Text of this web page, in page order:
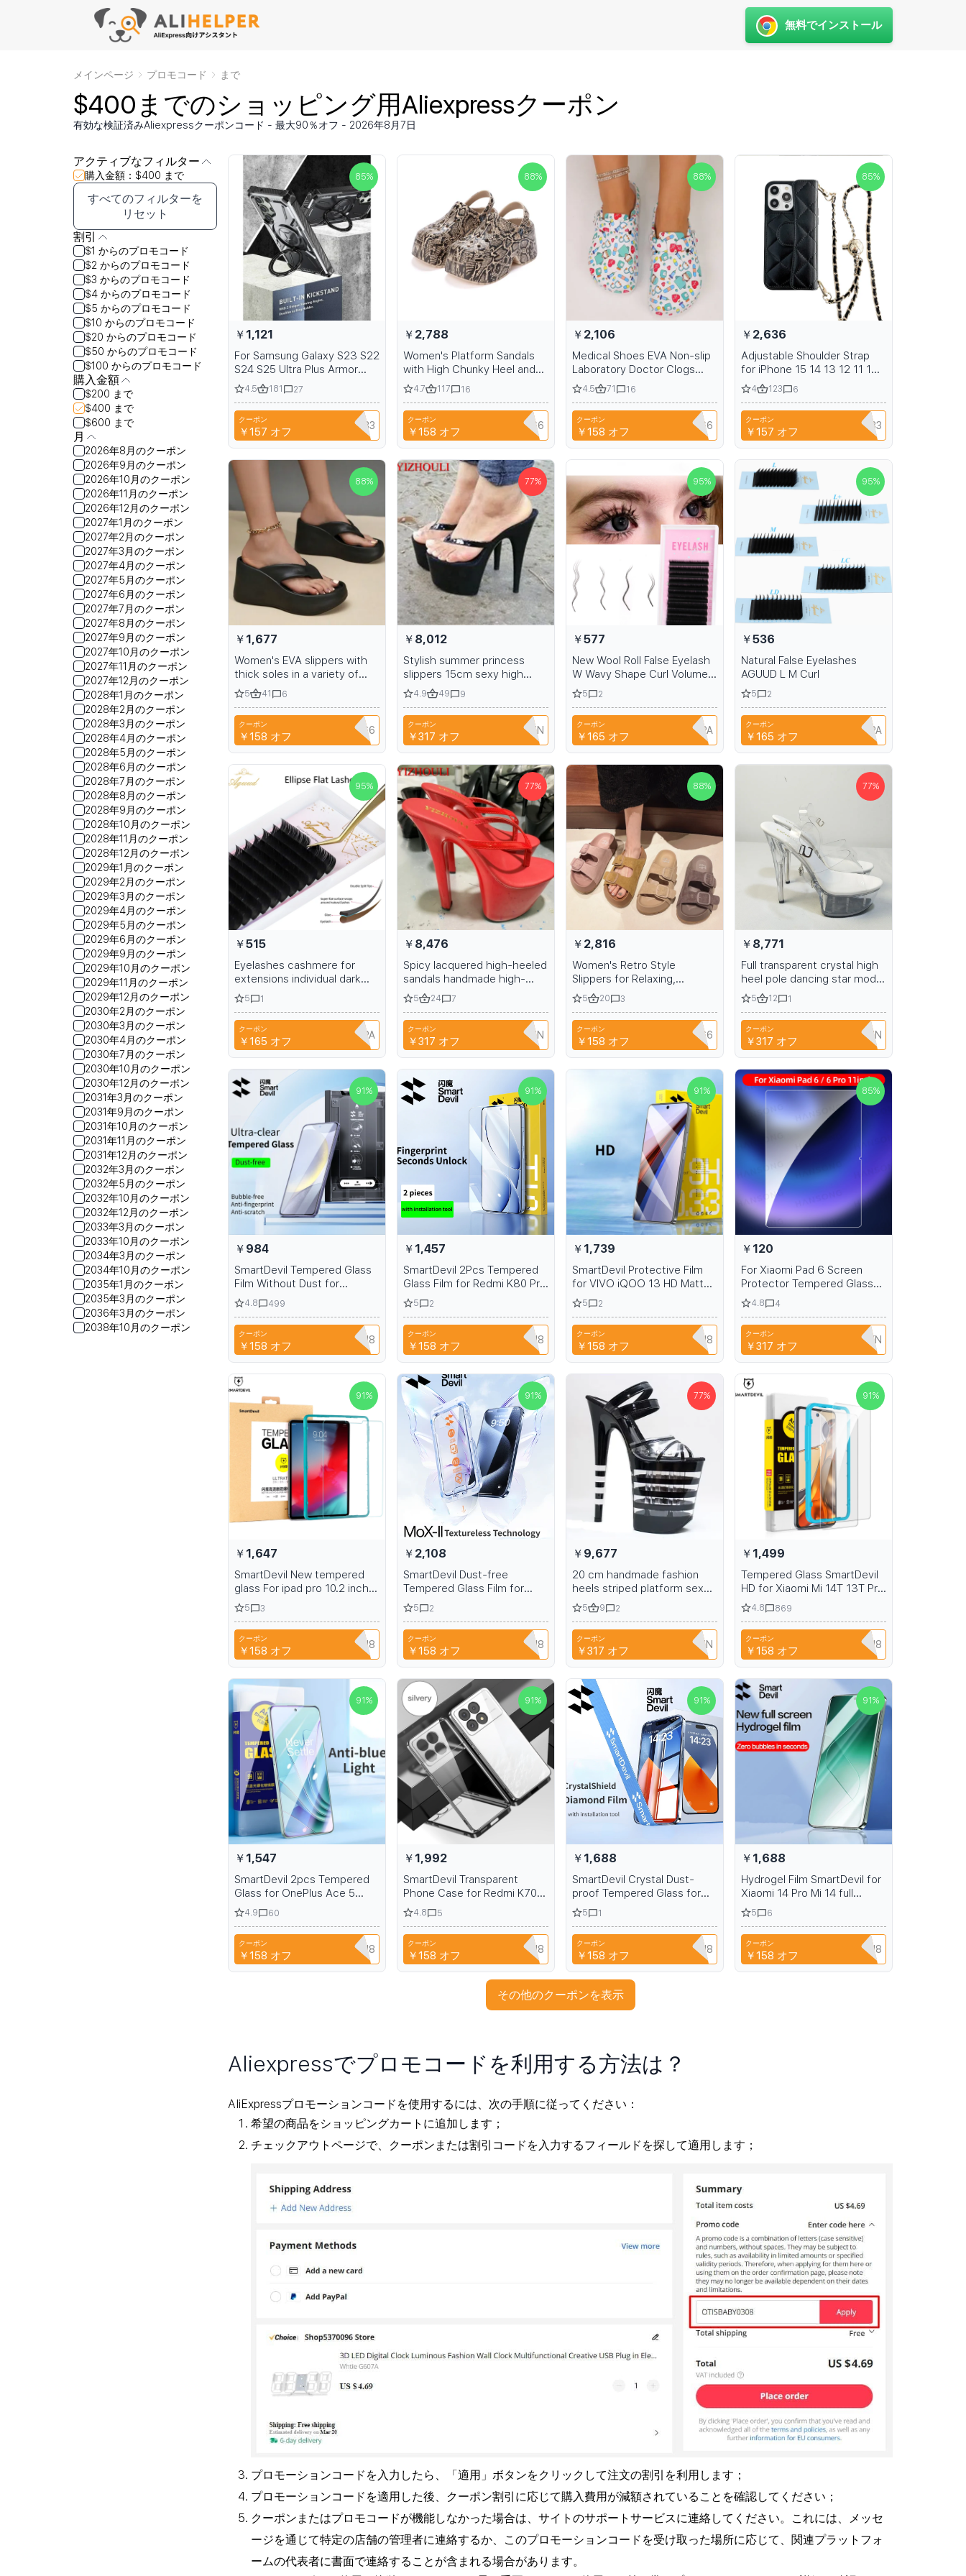
無料でインストール
メインページ プロモコード まで
$400までのショッピング用Aliexpressクーポン
有効な検証済みAliexpressクーポンコード - 最大90％オフ - 2026年8月7日
アクティブなフィルター
購入金額：$400 まで
すべてのフィルターを
リセット
割引
$1 からのプロモコード
$2 からのプロモコード
$3 からのプロモコード
$4 からのプロモコード
$5 からのプロモコード
$10 からのプロモコード
$20 からのプロモコード
$50 からのプロモコード
$100 からのプロモコード
購入金額
$200 まで
$400 まで
$600 まで
月
2026年8月のクーポン
2026年9月のクーポン
2026年10月のクーポン
2026年11月のクーポン
2026年12月のクーポン
2027年1月のクーポン
2027年2月のクーポン
2027年3月のクーポン
2027年4月のクーポン
2027年5月のクーポン
2027年6月のクーポン
2027年7月のクーポン
2027年8月のクーポン
2027年9月のクーポン
2027年10月のクーポン
2027年11月のクーポン
2027年12月のクーポン
2028年1月のクーポン
2028年2月のクーポン
2028年3月のクーポン
2028年4月のクーポン
2028年5月のクーポン
2028年6月のクーポン
2028年7月のクーポン
2028年8月のクーポン
2028年9月のクーポン
2028年10月のクーポン
2028年11月のクーポン
2028年12月のクーポン
2029年1月のクーポン
2029年2月のクーポン
2029年3月のクーポン
2029年4月のクーポン
2029年5月のクーポン
2029年6月のクーポン
2029年9月のクーポン
2029年10月のクーポン
2029年11月のクーポン
2029年12月のクーポン
2030年2月のクーポン
2030年3月のクーポン
2030年4月のクーポン
2030年7月のクーポン
2030年10月のクーポン
2030年12月のクーポン
2031年3月のクーポン
2031年9月のクーポン
2031年10月のクーポン
2031年11月のクーポン
2031年12月のクーポン
2032年3月のクーポン
2032年5月のクーポン
2032年10月のクーポン
2032年12月のクーポン
2033年3月のクーポン
2033年10月のクーポン
2034年3月のクーポン
2034年10月のクーポン
2035年1月のクーポン
2035年3月のクーポン
2036年3月のクーポン
2038年10月のクーポン
85%
￥1,121
For Samsung Galaxy S23 S22
S24 S25 Ultra Plus Armor
Protective Magnetic Case
with Ring Holder and Belt Clip
Pouch
4.5 181 27
クーポン
￥157 オフ SZHAIYU333
88%
￥2,788
Women's Platform Sandals
with High Chunky Heel and
Closed Toe
4.7 117 16
クーポン
￥158 オフ NIANCI66
88%
￥2,106
Medical Shoes EVA Non-slip
Laboratory Doctor Clogs
Non-slip Nurse Surgical
Slides Casual Beach
Womens Indoor Work
Slippers
4.5 71 16
クーポン
￥158 オフ NIANCI66
85%
￥2,636
Adjustable Shoulder Strap
for iPhone 15 14 13 12 11 16
Pro Max Phone Holder
Leather Case Without Logo
4 123 6
クーポン
￥157 オフ SZHAIYU333
88%
￥1,677
Women's EVA slippers with
thick soles in a variety of
colors
5 41 6
クーポン
￥158 オフ NIANCI66
77%
￥8,012
Stylish summer princess
slippers 15cm sexy high
heels for nightclub and 6-
inch stiletto heels with a
glossy heel
4.9 49 9
クーポン
￥317 オフ T9TRTFBTWTZN
95%
￥577
New Wool Roll False Eyelash
W Wavy Shape Curl Volume
Eyelash Extension Fluffy Soft
Full DIY 3D 5D Cat Eye Lash
Extension
5 2
クーポン
￥165 オフ A6R1B6EH1PPA
95%
￥536
Natural False Eyelashes
AGUUD L M Curl
5 2
クーポン
￥165 オフ A6R1B6EH1PPA
95%
￥515
Eyelashes cashmere for
extensions individual dark
black
5 1
クーポン
￥165 オフ A6R1B6EH1PPA
77%
￥8,476
Spicy lacquered high-heeled
sandals handmade high-
heeled sandals 7 inches 15-
17-20cm
5 24 7
クーポン
￥317 オフ T9TRTFBTWTZN
88%
￥2,816
Women's Retro Style
Slippers for Relaxing,
Women's Summer Casual
Shoes, Comfortable
Platform Beach Slides,
Sandals for Girls
5 20 3
クーポン
￥158 オフ NIANCI66
77%
￥8,771
Full transparent crystal high
heel pole dancing star model
shoes summer banquet
stage sandals 15-17cm
5 12 1
クーポン
￥317 オフ T9TRTFBTWTZN
91 %
￥984
SmartDevil Tempered Glass
Film Without Dust for
Samsung S25 Ultra HD
Transparent Screen
Protective Film for Samsung
S25 S24 with Fingerprint
Protection
4.8 499
クーポン
￥158 オフ CYPQ3XAVLEH8
91 %
￥1,457
SmartDevil 2Pcs Tempered
Glass Film for Redmi K80 Pro
HD Privacy Screen Protector
for Redmi K80 Anti-
fingerprint Non-full Cover
5 2
クーポン
￥158 オフ CYPQ3XAVLEH8
91 %
￥1,739
SmartDevil Protective Film
for VIVO iQOO 13 HD Matte
Film from Tempered Glass
for Privacy Fingerprint
Protection Full Coverage
5 2
クーポン
￥158 オフ CYPQ3XAVLEH8
85%
￥120
For Xiaomi Pad 6 Screen
Protector Tempered Glass
2023 Xiaomi Mi Pad 6 Pro
Tablet Protective Film 11in
Xiaomi Mi Pad 6 Protector
4.8 4
クーポン
￥317 オフ N2AQEDC511KN
91 %
￥1,647
SmartDevil New tempered
glass For ipad pro 10.2 inch
screen protectine Film HD
definition protector tablet
film
5 3
クーポン
￥158 オフ CYPQ3XAVLEH8
91 %
￥2,108
SmartDevil Dust-free
Tempered Glass Film for
iPhone 15 Pro Max HD Clear
Screen Protector for iPhone
15 with Quick Install Tool
5 2
クーポン
￥158 オフ CYPQ3XAVLEH8
77%
￥9,677
20 cm handmade fashion
heels striped platform sexy
dancer shoes 8 inch Roman
high-heeled summer sandals
5 9 2
クーポン
￥317 オフ T9TRTFBTWTZN
91 %
￥1,499
Tempered Glass SmartDevil
HD for Xiaomi Mi 14T 13T Pro
glass for Xiaomi 12T screen
protector easy installation
4.8 869
クーポン
￥158 オフ CYPQ3XAVLEH8
91 %
￥1,547
SmartDevil 2pcs Tempered
Glass for OnePlus Ace 5
5Pro 2V 3V HD Screen
Protector Fingerprint
Protection Blue Light
Protection
4.9 60
クーポン
￥158 オフ CYPQ3XAVLEH8
91 %
￥1,992
SmartDevil Transparent
Phone Case for Redmi K70
Pro K70 Anti-Fall Clear Soft
Silicone Shockproof Phone
Cases for Redmi K70E
4.8 5
クーポン
￥158 オフ CYPQ3XAVLEH8
91 %
￥1,688
SmartDevil Crystal Dust-
proof Tempered Glass for
iPhone 14 13 12 Pro Max HD
Full Cover Screen Protector
Anti-fingerprint Film
5 1
クーポン
￥158 オフ CYPQ3XAVLEH8
91 %
￥1,688
Hydrogel Film SmartDevil for
Xiaomi 14 Pro Mi 14 full
screen coverage screen
protection soft film for
Xiaomi 13 12 transparent
against scratches
5 6
クーポン
￥158 オフ CYPQ3XAVLEH8
その他のクーポンを表示
Aliexpressでプロモコードを利用する方法は？
AliExpressプロモーションコードを使用するには、次の手順に従ってください：
希望の商品をショッピングカートに追加します；
チェックアウトページで、クーポンまたは割引コードを入力するフィールドを探して適用します；
プロモーションコードを入力したら、「適用」ボタンをクリックして注文の割引を利用します；
プロモーションコードを適用した後、クーポン割引に応じて購入費用が減額されていることを確認してください；
クーポンまたはプロモコードが機能しなかった場合は、サイトのサポートサービスに連絡してください。これには、メッセ
ージを通じて特定の店舗の管理者に連絡するか、このプロモーションコードを受け取った場所に応じて、関連プラットフォ
ームの代表者に書面で連絡することが含まれる場合があります。